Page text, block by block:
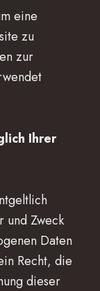
eine
zu
zur
Ihrer
und Zweck
Daten
Recht, die
dieser